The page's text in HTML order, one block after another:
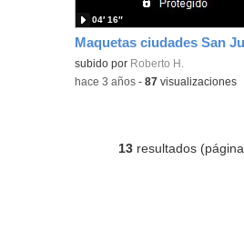
subido por Roberto H.
04′ 16″
-hace 3 años -87 visualizaciones
13 resultados (página